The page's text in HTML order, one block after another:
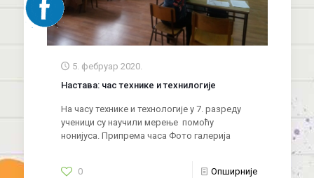
5. фебруар 2020.
Настава: час технике и технилогије
На часу технике и технологије у 7. разреду
ученици су научили мерење помоћу
нонијуса. Припрема часа Фото галерија
0 Опширније